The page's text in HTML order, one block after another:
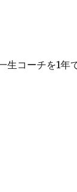
生コーチを1年